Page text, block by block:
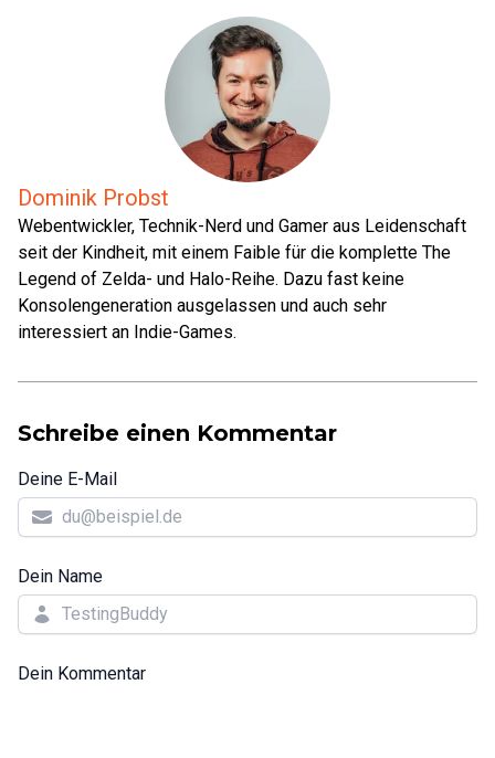
Dominik Probst
Webentwickler, Technik-Nerd und Gamer aus Leidenschaft
seit der Kindheit, mit einem Faible für die komplette The
Legend of Zelda- und Halo-Reihe. Dazu fast keine
Konsolengeneration ausgelassen und auch sehr
interessiert an Indie-Games.
Schreibe einen Kommentar
Deine E-Mail
Dein Name
Dein Kommentar